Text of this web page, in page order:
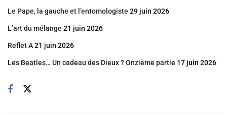
Le Pape, la gauche et l’entomologiste 29 juin 2026
L’art du mélange 21 juin 2026
Reflet A21 juin 2026
Les Beatles… Un cadeau des Dieux ? Onzième partie 17 juin 2026